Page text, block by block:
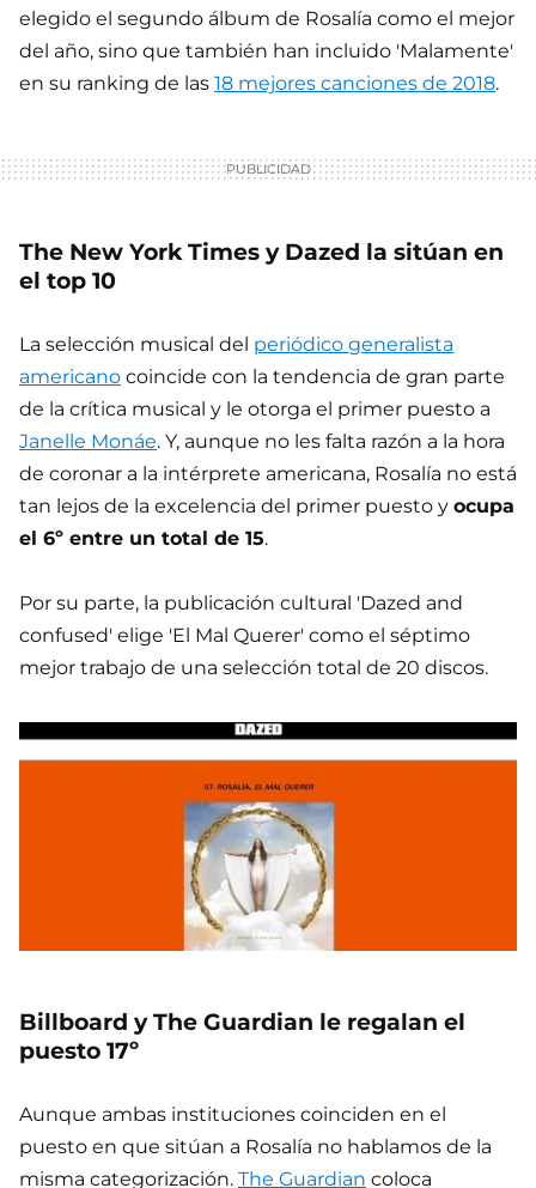
elegido el segundo álbum de Rosalía como el mejor
del año, sino que también han incluido 'Malamente'
en su ranking de las 18 mejores canciones de 2018.
The New York Times y Dazed la sitúan en
el top 10
La selección musical del periódico generalista
americano coincide con la tendencia de gran parte
de la crítica musical y le otorga el primer puesto a
Janelle Monáe. Y, aunque no les falta razón a la hora
de coronar a la intérprete americana, Rosalía no está
tan lejos de la excelencia del primer puesto y ocupa
el 6º entre un total de 15.
Por su parte, la publicación cultural 'Dazed and
confused' elige 'El Mal Querer' como el séptimo
mejor trabajo de una selección total de 20 discos.
Billboard y The Guardian le regalan el
puesto 17º
Aunque ambas instituciones coinciden en el
puesto en que sitúan a Rosalía no hablamos de la
misma categorización. The Guardian coloca